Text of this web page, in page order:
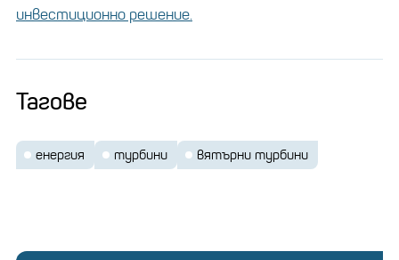
инвестиционно решение.
Тагове
енергия турбини вятърни турбини